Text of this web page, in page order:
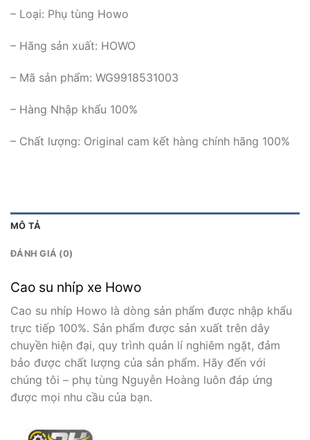
– Loại: Phụ tùng Howo
– Hãng sản xuất: HOWO
– Mã sản phẩm: WG9918531003
– Hàng Nhập khẩu 100%
– Chất lượng: Original cam kết hàng chính hãng 100%
MÔ TẢ
ĐÁNH GIÁ (0)
Cao su nhíp xe Howo
Cao su nhíp Howo là dòng sản phẩm được nhập khẩu
trực tiếp 100%. Sản phẩm được sản xuất trên dây
chuyền hiện đại, quy trình quản lí nghiêm ngặt, đảm
bảo được chất lượng của sản phẩm. Hãy đến với
chúng tôi – phụ tùng Nguyễn Hoàng luôn đáp ứng
được mọi nhu cầu của bạn.